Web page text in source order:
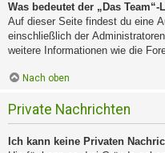
Was bedeutet der „Das
Auf dieser Seite findest du eine
einschließlich der
weitere Informationen wie die
Nach oben
Private Nachrichten
Ich kann keine Privaten